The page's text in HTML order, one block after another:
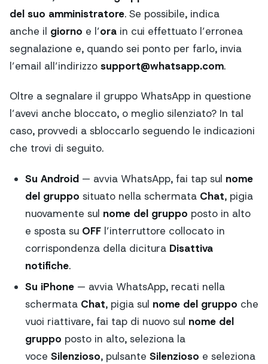
del suo amministratore. Se possibile, indica
anche il giorno e l’ora in cui effettuato l’erronea
segnalazione e, quando sei ponto per farlo, invia
l’email all’indirizzo support@whatsapp.com.
Oltre a segnalare il gruppo WhatsApp in questione
l’avevi anche bloccato, o meglio silenziato? In tal
caso, provvedi a sbloccarlo seguendo le indicazioni
che trovi di seguito.
Su Android— avvia WhatsApp, fai tap sul nome
del gruppo situato nella schermata Chat, pigia
nuovamente sul nome del gruppo posto in alto
e sposta su OFFl’interruttore collocato in
corrispondenza della dicitura Disattiva
notifiche.
Su iPhone— avvia WhatsApp, recati nella
schermata Chat, pigia sul nome del gruppo che
vuoi riattivare, fai tap di nuovo sul nome del
gruppo posto in alto, seleziona la
voce Silenzioso, pulsante Silenzioso e seleziona